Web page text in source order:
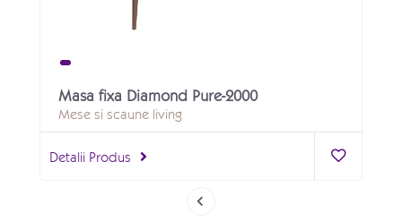
Masa fixa Diamond Pure-2000
Mese si scaune living
Detalii Produs